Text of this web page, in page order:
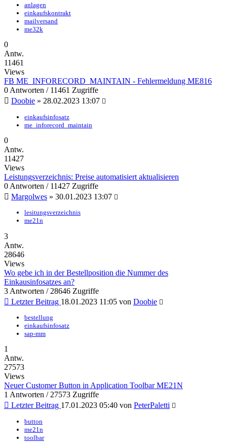
anlagen
einkaufskontrakt
mailversand
me32k
0
Antw.
11461
Views
FB ME_INFORECORD_MAINTAIN - Fehlermeldung ME816
0 Antworten / 11461 Zugriffe
Doobie » 28.02.2023 13:07
einkaufsinfosatz
me_inforecord_maintain
0
Antw.
11427
Views
Leistungsverzeichnis: Preise automatisiert aktualisieren
0 Antworten / 11427 Zugriffe
Margolwes » 30.01.2023 13:07
lesitungsverzeichnis
me21n
3
Antw.
28646
Views
Wo gebe ich in der Bestellposition die Nummer des
Einkausinfosatzes an?
3 Antworten / 28646 Zugriffe
Letzter Beitrag 18.01.2023 11:05 von Doobie
bestellung
einkaufsinfosatz
sap-mm
1
Antw.
27573
Views
Neuer Customer Button in Application Toolbar ME21N
1 Antworten / 27573 Zugriffe
Letzter Beitrag 17.01.2023 05:40 von PeterPaletti
button
me21n
toolbar